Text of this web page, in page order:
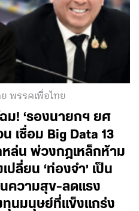
พรรคเพื่อไทย
ม! ‘รองนายกฯ ยศ
เชื่อม Big Data 13
ล่น พ่วงกฎเหล็กห้าม
ปลี่ยน ‘ท่องจำ’ เป็น
นความสุข-ลดแรง
นมนุษย์ที่แข็งแกร่ง